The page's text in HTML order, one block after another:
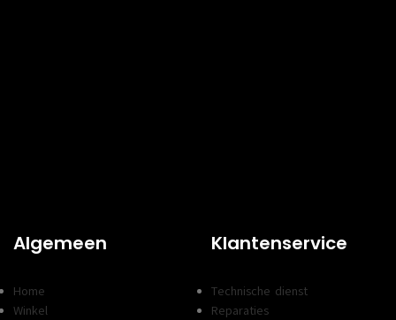
Algemeen
Home
Winkel
Klantenservice
Technische dienst
Reparaties